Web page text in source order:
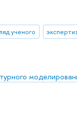
ученого